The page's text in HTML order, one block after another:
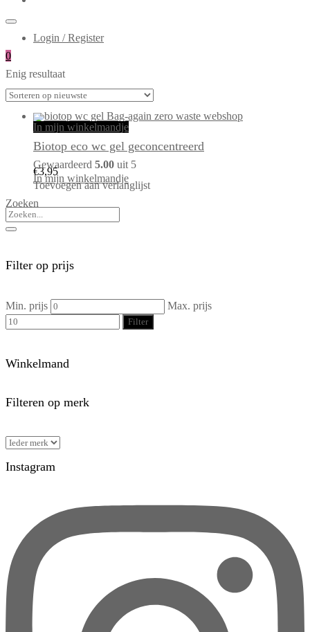
Login / Register
0
Enig resultaat
In mijn winkelmandje
Biotop eco wc gel geconcentreerd
Gewaardeerd 5.00 uit 5
€3,95
In mijn winkelmandje
Toevoegen aan verlanglijst
Zoeken
Filter op prijs
Min. prijs Max. prijs
Filter
Winkelmand
Filteren op merk
Instagram